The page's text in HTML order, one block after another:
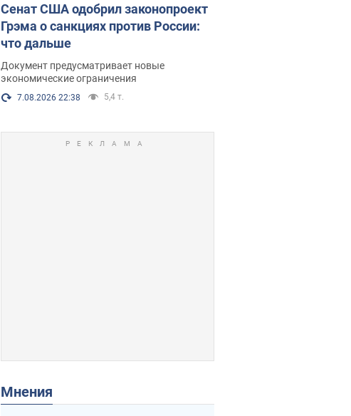
Сенат США одобрил законопроект
Грэма о санкциях против России:
что дальше
Документ предусматривает новые
экономические ограничения
7.08.2026 22:38 5,4 т.
Мнения